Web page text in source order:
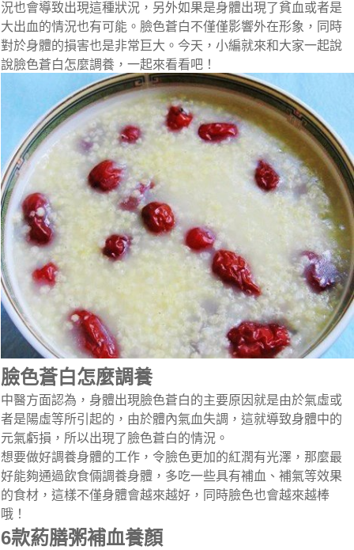
況也會導致出現這種狀況，另外如果是身體出現了貧血或者是
大出血的情況也有可能。臉色蒼白不僅僅影響外在形象，同時
對於身體的損害也是非常巨大。今天，小編就來和大家一起說
說臉色蒼白怎麼調養，一起來看看吧！
臉色蒼白怎麼調養
中醫方面認為，身體出現臉色蒼白的主要原因就是由於氣虛或
者是陽虛等所引起的，由於體內氣血失調，這就導致身體中的
元氣虧損，所以出現了臉色蒼白的情況。
想要做好調養身體的工作，令臉色更加的紅潤有光澤，那麼最
好能夠通過飲食倆調養身體，多吃一些具有補血、補氣等效果
的食材，這樣不僅身體會越來越好，同時臉色也會越來越棒
哦！
6款葯膳粥補血養顏